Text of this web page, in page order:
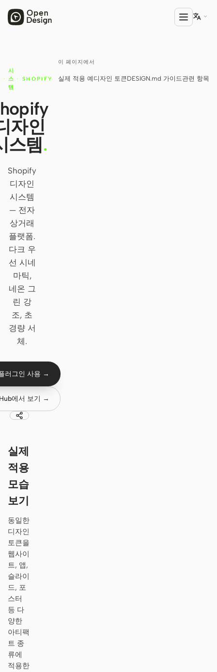
Open Design
HTML Anything
HTML Video
Codex Slides
에이전트
Codex
Cursor Agent
Claude Code
OpenCode
Gemini CLI
GitHub Copilot CLI
Qwen Code
DeepSeek TUI
Trae CLI
Aider
DeepSeek Reasonix
Hermes
Pi
Kiro CLI
Kilo
Mistral Vibe CLI
프로토타입

이 페이지에서
실제 적용 예 디자인 토큰DESIGN.md 가이드관련 항목
·
시
스
템
· SHOPIFY
자인
스템.
Shopify
디자인
시스템
— 전자
상거래
플랫폼.
다크 우
선 시네
마틱,
네온 그
린 강
조, 초
경량 서
체.
러그인 사용 →
에서 보기 →
실제
적용
모습
보기
동일한
디자인
토큰을
웹사이
트, 앱,
슬라이
드, 포
스터
등 다
양한
아티팩
트 종
류에
적용한